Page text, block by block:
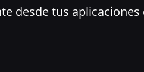
desde tus aplicaciones